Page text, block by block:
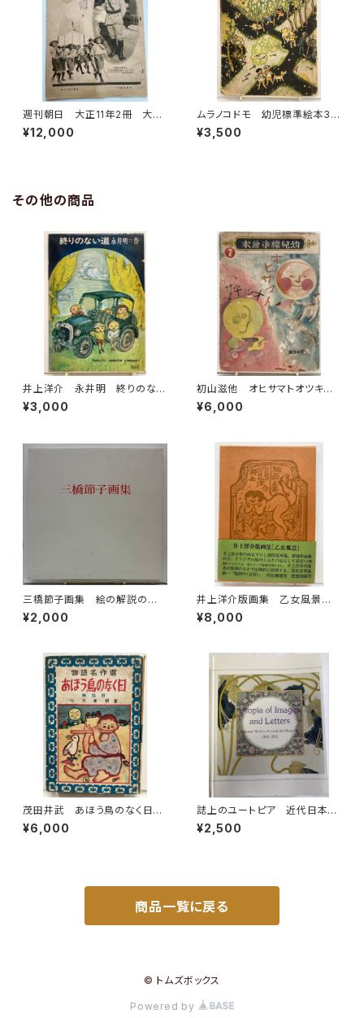
週刊朝日 大正11年2冊 大正
13年5冊 計7冊 武井武雄 竹
久夢二など 朝日新聞社
¥12,000
ムラノコドモ 幼児標準絵本3
熊谷元一 川上四郎 深澤省
三 文 武井武雄 昭和14年（1
¥3,500
その他の商品
井上洋介 永井明 終りのない
道 1969年 初版 函 理論
社
¥3,000
初山滋他 オヒサマトオツキサ
マ 幼児標準繪本７ 昭和15年
初版の16年47刷（1941） 編輯
¥6,000
三橋節子画集 絵の解説の鈴
木靖将による手書きの識語 19
92年 どくだみ会
¥2,000
井上洋介版画集 乙女風景
オリジナル版画１点付 1978
年 初版 函 村松書館
¥8,000
茂田井武 あほう鳥のなく日
小川未明 物語名作選 昭和2
6年（1951） 初版 カバーな
¥6,000
誌上のユートピア 近代日本の
絵画と美術雑誌1889-1915
神奈川県立近代美術館(編) 美
¥2,500
商品一覧に戻る
© トムズボックス
Powered by